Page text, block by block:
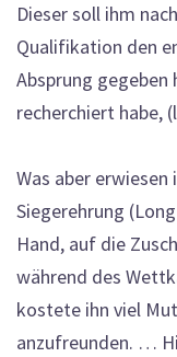
Dieser soll ihm
Qualifikation den
Absprung gegeben
recherchiert habe,
Was aber
Siegerehrung
Hand, auf die
während des
kostete ihn viel
anzufreunden. …